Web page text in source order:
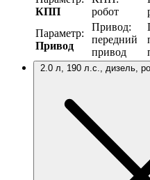
КПП
робот
Параметр:
Привод
Привод:
передний
привод
2.0 л, 190 л.с., дизель,